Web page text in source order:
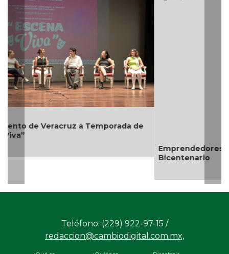
Emprendedores de Xalapa exponen en Mercadito
Bicentenario
Teléfono: (229) 922-97-15 /
redaccion@cambiodigital.com.mx,